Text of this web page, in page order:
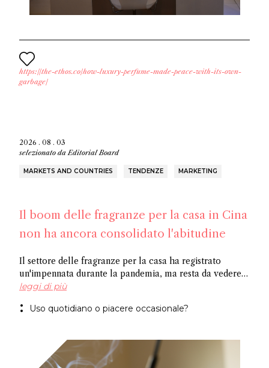
https://the-ethos.co/how-luxury-perfume-made-peace-with-its-own-
garbage/
2026 . 08 . 03
selezionato daEditorial Board
MARKETS AND COUNTRIES TENDENZE MARKETING
Il boom delle fragranze per la casa in Cina
non ha ancora consolidato l'abitudine
Il settore delle fragranze per la casa ha registrato
un'impennata durante la pandemia, ma resta da vedere
se le persone continueranno a profumare regolarmente i
attribuiscono la crescita alla preferenza del mercato
rituali legati a fragranze funzionali per stimolare la
crescita.
leggi di più
Uso quotidiano o piacere occasionale?